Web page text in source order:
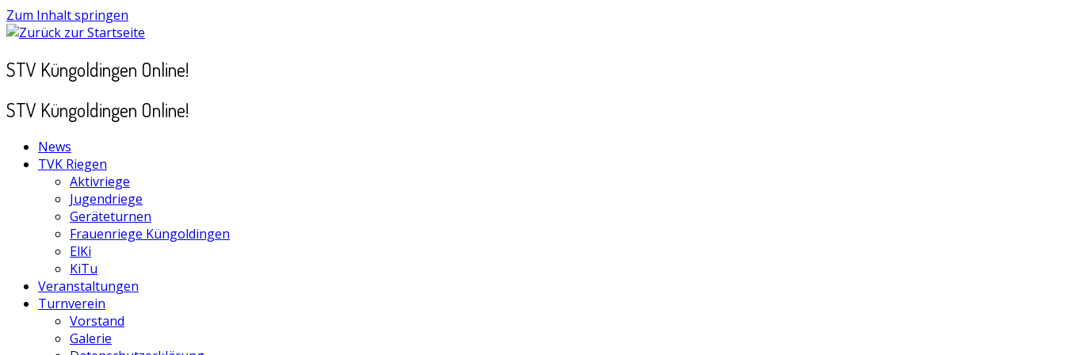
Zum Inhalt springen
STV Küngoldingen Online!
STV Küngoldingen Online!
News
TVK Riegen
Aktivriege
Jugendriege
Geräteturnen
Frauenriege Küngoldingen
ElKi
KiTu
Veranstaltungen
Turnverein
Vorstand
Galerie